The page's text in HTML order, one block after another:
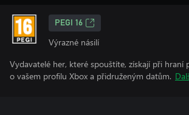
PEGI 16
Výrazné násilí
Vydavatelé her, které spouštíte, získají při hraní
o vašem profilu Xbox a přidruženým datům.